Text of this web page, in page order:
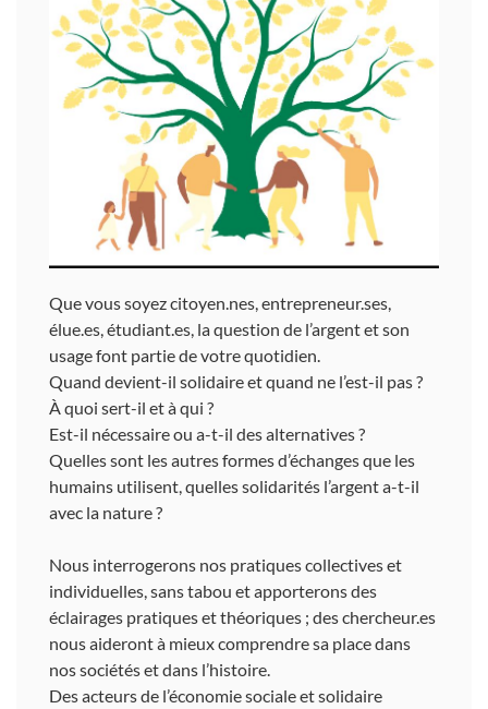
Que vous soyez citoyen.nes, entrepreneur.ses,
élue.es, étudiant.es, la question de l’argent et son
usage font partie de votre quotidien.
Quand devient-il solidaire et quand ne l’est-il pas ?
À quoi sert-il et à qui ?
Est-il nécessaire ou a-t-il des alternatives ?
Quelles sont les autres formes d’échanges que les
humains utilisent, quelles solidarités l’argent a-t-il
avec la nature ?
Nous interrogerons nos pratiques collectives et
individuelles, sans tabou et apporterons des
éclairages pratiques et théoriques ; des chercheur.es
nous aideront à mieux comprendre sa place dans
nos sociétés et dans l’histoire.
Des acteurs de l’économie sociale et solidaire